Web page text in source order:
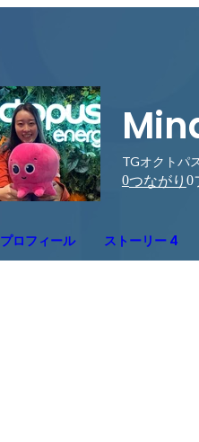
TGオクトパ
0つながり 0
プロフィール ストーリー 4